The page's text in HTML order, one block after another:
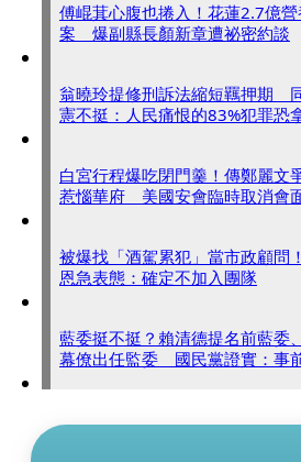
傅崐萁心腹也捲入！花蓮2.7億
案 爆副縣長顏新章遭祕密約談
翁曉玲提修刑訴法縮短羈押期
憲不挺：人民痛恨的83%犯罪恐
白宮行程爆吃閉門羹！傳鄭麗文
惹惱華府 美國安會臨時取消會
被爆找「酒駕累犯」當市政顧
恩急表態：確定不加入團隊
藍委挺不挺？賴清德提名前藍委
幕僚出任監委 國民黨證實：事